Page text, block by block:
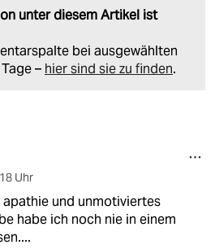
unter diesem Artikel ist
bei ausgewählten
– hier sind sie zu finden.
Uhr
und unmotiviertes
habe ich noch nie in einem